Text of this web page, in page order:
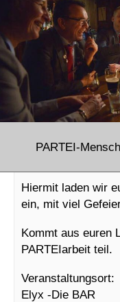
PARTEI-
Hiermit laden wir
ein, mit viel
Kommt aus euren
PARTEIarbeit teil.
Veranstaltungsort:
Elyx -Die BAR